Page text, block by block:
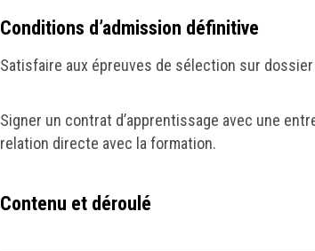
Conditions d’admission définitive
Satisfaire aux épreuves de sélection sur
Signer un contrat d’apprentissage avec une
relation directe avec la formation.
Contenu et déroulé